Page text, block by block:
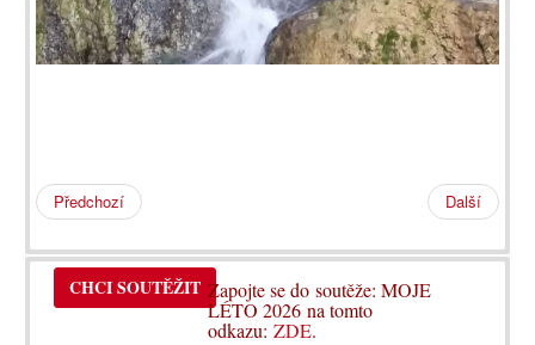
Předchozí Další
CHCI SOUTĚŽIT Zapojte se do soutěže: MOJE
LÉTO 2026 na tomto
odkazu:ZDE.